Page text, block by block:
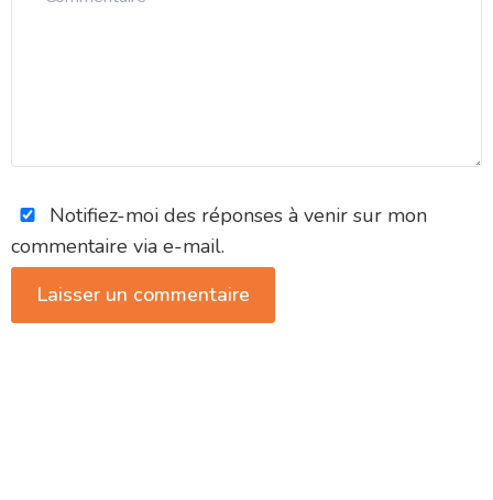
Notifiez-moi des réponses à venir sur mon
commentaire via e-mail.